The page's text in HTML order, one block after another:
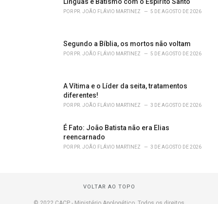
Línguas e Batismo com o Espírito Santo
POR PR. JOÃO FLÁVIO MARTINEZ 5 DE AGOSTO DE 2026
Segundo a Bíblia, os mortos não voltam
POR PR. JOÃO FLÁVIO MARTINEZ 5 DE AGOSTO DE 2026
A Vítima e o Líder da seita, tratamentos
diferentes!
POR PR. JOÃO FLÁVIO MARTINEZ 3 DE AGOSTO DE 2026
É Fato: João Batista não era Elias
reencarnado
POR PR. JOÃO FLÁVIO MARTINEZ 3 DE AGOSTO DE 2026
VOLTAR AO TOPO